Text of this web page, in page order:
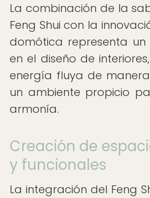
La combinación de la
Feng Shui con la
domótica representa un
en el diseño de
energía fluya de
un ambiente propicio
armonía.
Creación de
y funcionales
La integración del Feng